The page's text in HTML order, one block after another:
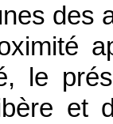
des
le
et